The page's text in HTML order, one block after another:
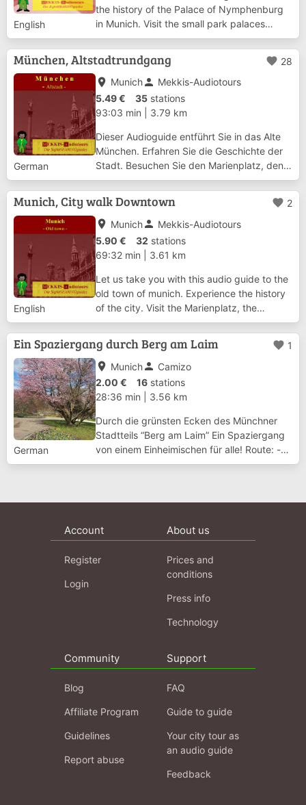
English
the history of the Palace of Nymphenburg
in Munich. Visit the small park palaces
Amalienburg, Badenburg and Pagodenburg
and the Magdalenenklause (Magdalene
Hermitage) The duration of the tour takes
about 2,...
München, Altstadtrundgang favorite 28
German
place Munichperson Mekkis-Audiotours
5.49 €
35 stations
93:03 min
3.79 km
Dieser Audioguide entführt Sie in das Alte
München. Erfahren Sie die Geschichte der
Stadt. Besuchen Sie den Marien­platz, den
Dom, und die Adelspalais. Betrachten Sie
die Theatinerkirche und die Feldherrnhalle.
An der Residenz und dem ältesten Bür...
Munich, City walk Downtown favorite 2
English
place Munichperson Mekkis-Audiotours
5.90 €
32 stations
69:32 min
3.61 km
Let us take you with this audio guide to the
old town of munich. Experience the history
of the city. Visit the Marienplatz, the
Cathedral and the Nobility’s Palaces. See
the Theatiner Church and the
Feldherrenhalle. On the way to the world
famous...
Ein Spaziergang durch Berg am Laim favorite 1
German
place Munichperson Camizo
2.00 €
16 stations
28:36 min
3.56 km
Durch die grünsten Ecken des Münchner
Stadtteils “Berg am Laim” Ein Spaziergang
von einem Einheimischen für alle! Route: -
Von der Josephsburg [U2] - über den
Account
Register
Login
About us
Prices and
conditions
Press info
Technology
Community
Blog
Affiliate Program
Guidelines
Report abuse
Support
FAQ
Guide to guide
Your city tour as
an audio guide
Feedback